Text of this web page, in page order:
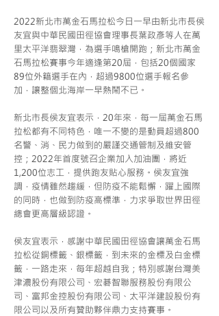
2022新北市萬金石馬拉松今日一早由新北市長侯
友宜與中華民國田徑協會理事長葉政彥等人在萬
里太平洋翡翠灣，為選手鳴槍開跑；新北市萬金
石馬拉松賽事今年適逢第20屆，包括20個國家
89位外籍選手在內，超過9800位選手報名參
加，讓整個北海岸一早熱鬧不已。
新北市長侯友宜表示，20年來，每一屆萬金石馬
拉松都有不同特色，唯一不變的是動員超過800
名警、消、民力做到的嚴謹交通管制及維安管
控；2022年首度號召企業加入加油團，將近
1,200位志工，提供跑友貼心服務。侯友宜強
調，疫情雖然趨緩，但防疫不能鬆懈，躍上國際
的同時，也做到防疫高標準，力求爭取世界田徑
總會更高層級認證。
侯友宜表示，感謝中華民國田徑協會讓萬金石馬
拉松從銅標籤、銀標籤，到未來的金標及白金標
籤，一路走來，每年超越自我；特別感謝台灣美
津濃股份有限公司、宏碁智聯服務股份有限公
司、富邦金控股份有限公司、太平洋建設股份有
限公司以及所有贊助夥伴鼎力支持賽事。